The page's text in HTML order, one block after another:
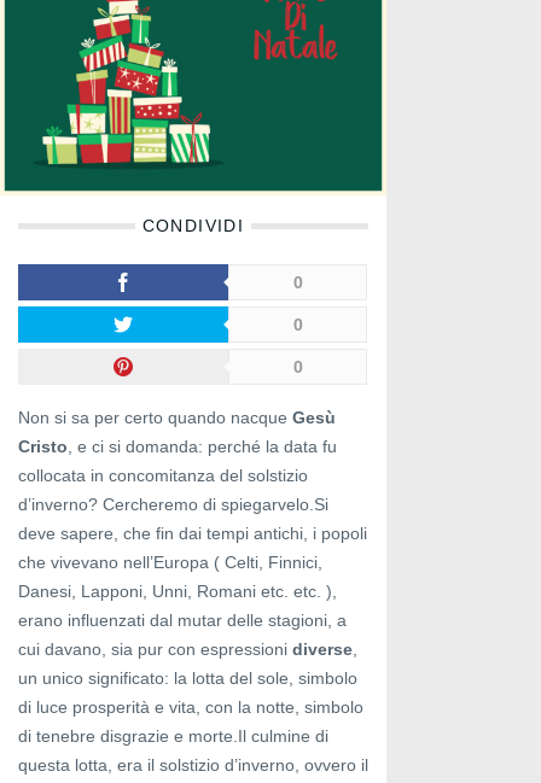
CONDIVIDI
0
0
0
Non si sa per certo quando nacque Gesù
Cristo , e ci si domanda: perché la data fu
collocata in concomitanza del solstizio
d’inverno? Cercheremo di spiegarvelo.Si
deve sapere, che fin dai tempi antichi, i popoli
che vivevano nell’Europa ( Celti, Finnici,
Danesi, Lapponi, Unni, Romani etc. etc. ),
erano influenzati dal mutar delle stagioni, a
cui davano, sia pur con espressioni diverse
un unico significato: la lotta del sole, simbolo
di luce prosperità e vita, con la notte, simbolo
di tenebre disgrazie e morte.Il culmine di
questa lotta, era il solstizio d’inverno, ovvero il